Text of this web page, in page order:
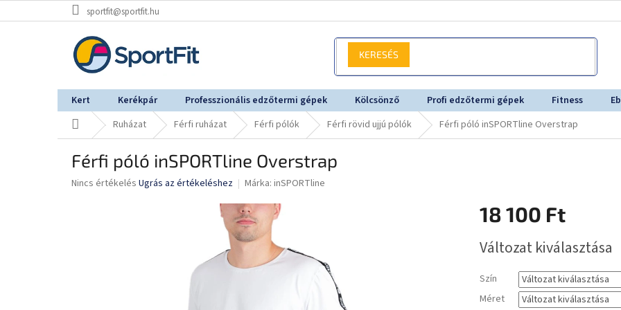
a
sportfit@sportfit.hu
KERESÉS
Kert Kerékpár Professzionális edzőtermi gépek Kölcsönző Profi edzőtermi gépek Fitness
KezdőlapRuházat Férfi ruházat Férfi pólók Férfi rövid ujjú pólók Férfi póló inSPORTline Overstrap
Férfi póló inSPORTline Overstrap
A
Nincs értékelés Ugrás az értékeléshez Márka: inSPORTline
18 100 Ft
Változat kiválasztása
Szín
Méret